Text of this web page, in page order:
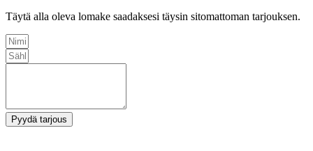
Täytä alla oleva lomake saadaksesi täysin sitomattoman tarjouksen.
Pyydä tarjous